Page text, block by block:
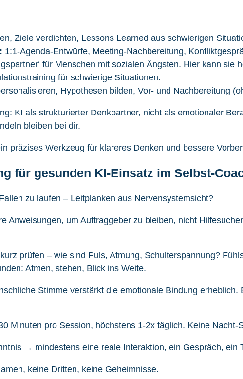
Ziele verdichten, Lessons Learned aus schwierigen
1:1-Agenda-Entwürfe, Meeting-Nachbereitung,
für Menschen mit sozialen Ängsten. Hier kann
für schwierige Situationen.
Hypothesen bilden, Vor- und Nachbereitung
KI als strukturierter Denkpartner, nicht als emotionaler
bleiben bei dir.
präzises Werkzeug für klareres Denken und bessere
für gesunden KI-Einsatz im Selbst-
zu laufen – Leitplanken aus Nervensystemsicht?
Anweisungen, um Auftraggeber zu bleiben, nicht
prüfen – wie sind Puls, Atmung, Schulterspannung?
Atmen, stehen, Blick ins Weite.
Stimme verstärkt die emotionale Bindung
Minuten pro Session, höchstens 1-2x täglich. Keine
→ mindestens eine reale Interaktion, ein Gespräch, ein
keine Dritten, keine Geheimnisse.